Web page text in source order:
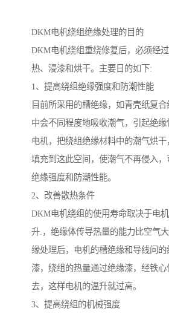
DKM电机绕组绝缘处理的目的
DKM电机绕组重绕修复后，必须经
热、浸漆和烘干。主要日的如下:
1、提高绕组绝缘强度和防潮性能
目前所采用的槽绝缘，如青壳纸复
中会不同程度地吸收潮气，引起绝
电机，把绕组绝缘材料中的潮气烘干
填充到这此空间，使潮气不再侵入
绝缘强度和防潮性能。
2、改善散热条件
DKM电机绕组的使用寿命取决于电
升.，绝缘体传导热量的能力比空气
缘处理后，电机的槽绝缘和导线问
漆，绕组的热量通过绝缘漆，经铁
去，这样电机的温升就过高。
3、提高绕组的机械强度